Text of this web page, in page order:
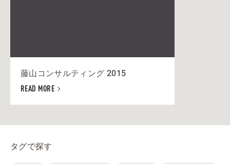
藤山コンサルティング 2015
READ MORE
タグで探す